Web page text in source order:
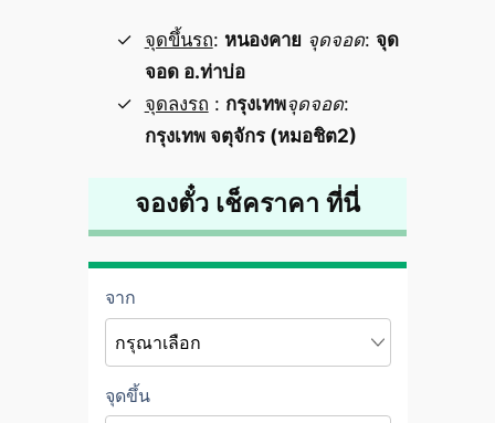
จุดขึ้นรถ: หนองคาย จุดจอด: จุด
จอด อ.ท่าบ่อ
จุดลงรถ : กรุงเทพจุดจอด:
กรุงเทพ จตุจักร (หมอชิต2)
จองตั๋ว เช็คราคา ที่นี่